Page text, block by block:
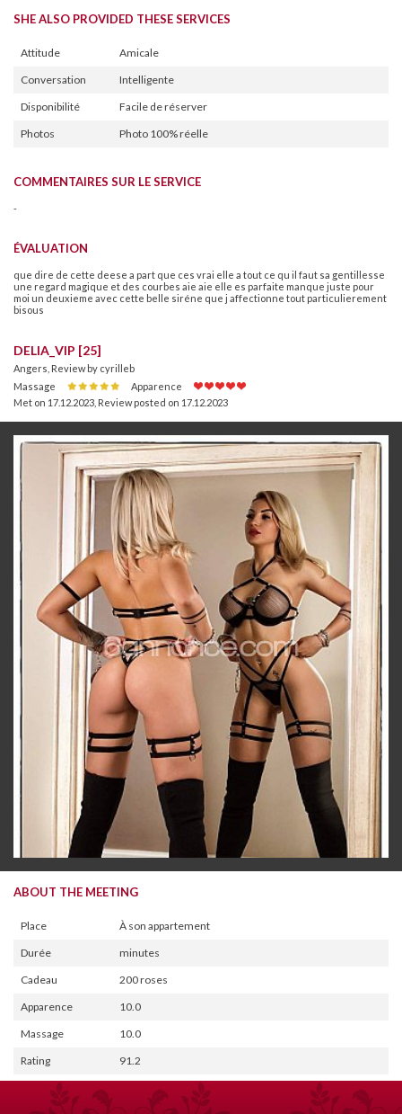
SHE ALSO PROVIDED THESE SERVICES
Attitude
Amicale
Conversation
Intelligente
Disponibilité
Facile de réserver
Photos
Photo 100% réelle
COMMENTAIRES SUR LE SERVICE
-
ÉVALUATION
que dire de cette deese a part que ces vrai elle a tout ce qu il faut sa gentillesse
une regard magique et des courbes aie aie elle es parfaite manque juste pour
moi un deuxieme avec cette belle siréne que j affectionne tout particulierement
bisous
DELIA_VIP [25]
Angers, Review by cyrilleb
Massage
Apparence
Met on 17.12.2023 Review posted on 17.12.2023
ABOUT THE MEETING
Place
À son appartement
Durée
minutes
Cadeau
200 roses
Apparence
10.0
Massage
10.0
Rating
91.2
SHE ALSO PROVIDED THESE SERVICES